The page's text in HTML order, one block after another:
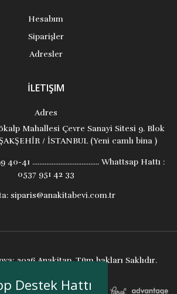
Hesabım
Siparişler
Adresler
İLETIŞIM
Adres
Mahallesi Çevre Sanayi Sitesi 9. Blok
/ İSTANBUL (Yeni camlı bina )
40-41 ...................................... Whattsap Hattı :
0537 951 42 33
siparis@anakitabevi.com.tr
2026 Anakitap. Tüm hakları Saklıdır.
Destek Hattı